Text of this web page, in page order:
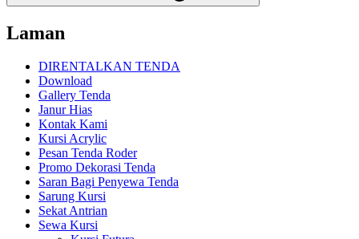
Laman
DIRENTALKAN TENDA
Download
Gallery Tenda
Janur Hias
Kontak Kami
Kursi Acrylic
Pesan Tenda Roder
Promo Dekorasi Tenda
Saran Bagi Penyewa Tenda
Sarung Kursi
Sekat Antrian
Sewa Kursi